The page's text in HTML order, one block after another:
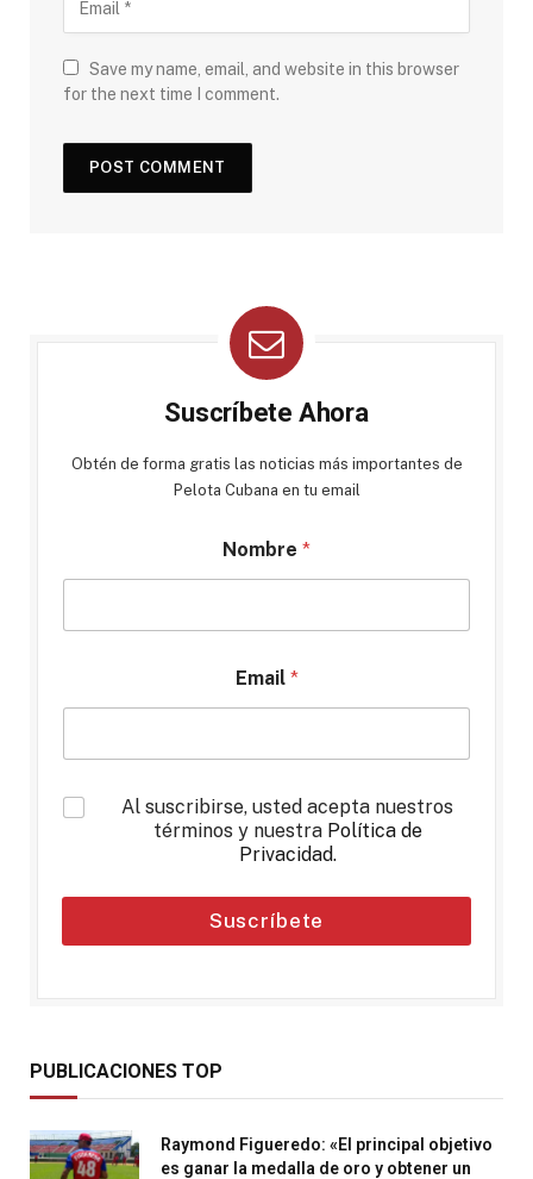
Save my name, email, and website in this browser
for the next time I comment.
Suscríbete Ahora
Obtén de forma gratis las noticias más importantes de
Pelota Cubana en tu email
Nombre *
Email *
*
Al suscribirse, usted acepta nuestros
términos y nuestra Política de
Privacidad.
Suscríbete
PUBLICACIONES TOP
Raymond Figueredo: «El principal objetivo
es ganar la medalla de oro y obtener un